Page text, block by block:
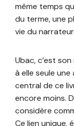
même temps
du terme, une
vie du narrateur.
Ubac, c’est
à elle seule
central de ce
encore moins.
considère
Ce lien unique,